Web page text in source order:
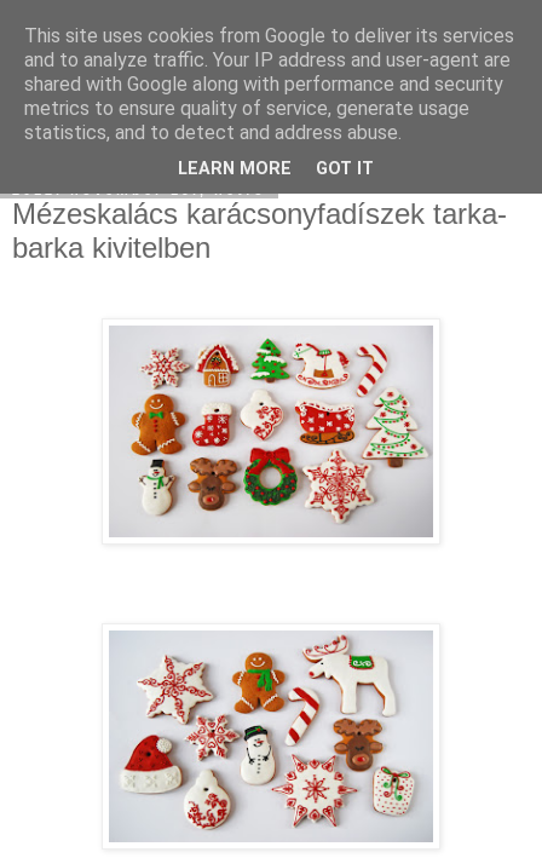
Moha Konyha
Mézeskalács karácsonyfadíszek tarka-
barka kivitelben
This site uses cookies from Google to deliver its services
and to analyze traffic. Your IP address and user-agent are
shared with Google along with performance and security
metrics to ensure quality of service, generate usage
statistics, and to detect and address abuse.
LEARN MORE GOT IT